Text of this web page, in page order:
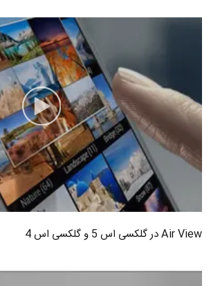
Air View در گلکسی اس 5 و گلکسی اس 4